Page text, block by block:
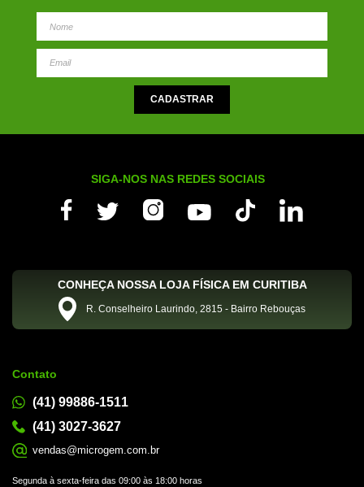
SIGA-NOS NAS REDES SOCIAIS
CONHEÇA NOSSA LOJA FÍSICA EM CURITIBA
R. Conselheiro Laurindo, 2815 - Bairro Rebouças
Contato
(41) 99886-1511
(41) 3027-3627
vendas@microgem.com.br
Segunda à sexta-feira das 09:00 às 18:00 horas